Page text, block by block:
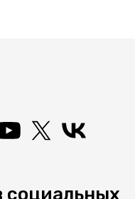
социальных